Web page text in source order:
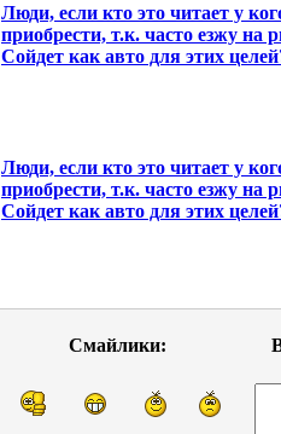
Люди, если кто это читает у
приобрести, т.к. часто езжу на
Сойдет как авто для этих
Люди, если кто это читает у
приобрести, т.к. часто езжу на
Сойдет как авто для этих
Смайлики: